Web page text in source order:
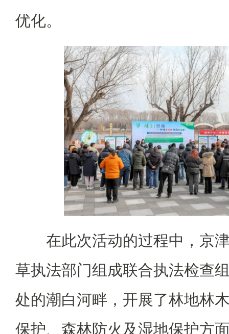
优化。
在此次活动的过程中，京
草执法部门组成联合执法检查
处的潮白河畔，开展了林地林
保护、森林防火及湿地保护方